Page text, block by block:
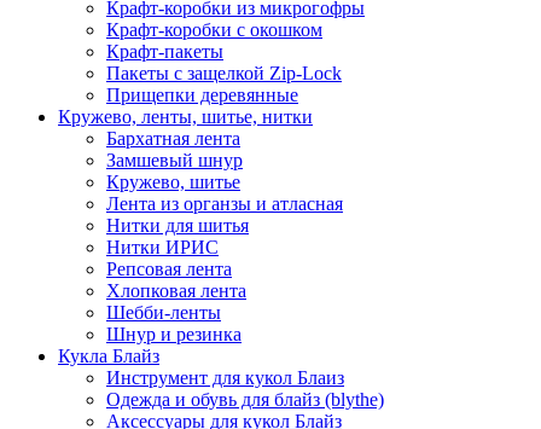
Крафт-коробки из микрогофры
Крафт-коробки с окошком
Крафт-пакеты
Пакеты с защелкой Zip-Lock
Прищепки деревянные
Кружево, ленты, шитье, нитки
Бархатная лента
Замшевый шнур
Кружево, шитье
Лента из органзы и атласная
Нитки для шитья
Нитки ИРИС
Репсовая лента
Хлопковая лента
Шебби-ленты
Шнур и резинка
Кукла Блайз
Инструмент для кукол Блаиз
Одежда и обувь для блайз (blythe)
Аксессуары для кукол Блайз